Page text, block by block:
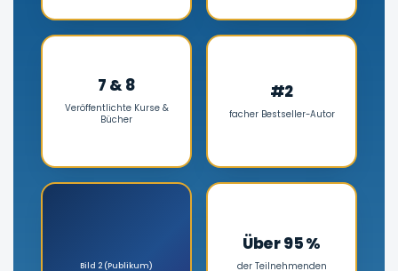
7 & 8
Veröffentlichte Kurse &
Bücher
#2
facher Bestseller-Autor
Über 95 %
der Teilnehmenden
Bild 2 (Publikum)